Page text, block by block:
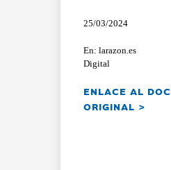
25/03/2024
En: larazon.es
Digital
ENLACE AL
ORIGINAL >